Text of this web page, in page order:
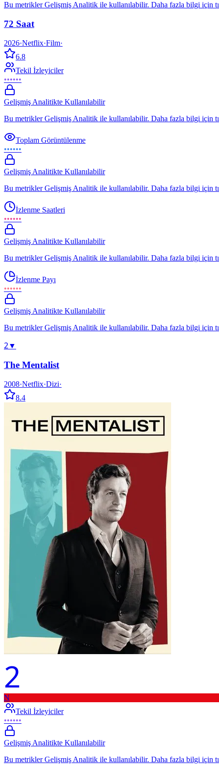
Bu metrikler Gelişmiş Analitik ile kullanılabilir. Daha fazla bilgi için
72 Saat
2026·Netflix·Film·
6.8
Tekil İzleyiciler
••••••
Gelişmiş Analitikte Kullanılabilir
Bu metrikler Gelişmiş Analitik ile kullanılabilir. Daha fazla bilgi için
Toplam Görüntülenme
••••••
Gelişmiş Analitikte Kullanılabilir
Bu metrikler Gelişmiş Analitik ile kullanılabilir. Daha fazla bilgi için
İzlenme Saatleri
••••••
Gelişmiş Analitikte Kullanılabilir
Bu metrikler Gelişmiş Analitik ile kullanılabilir. Daha fazla bilgi için
İzlenme Payı
••••••
Gelişmiş Analitikte Kullanılabilir
Bu metrikler Gelişmiş Analitik ile kullanılabilir. Daha fazla bilgi için
2▼
The Mentalist
2008·Netflix·Dizi·
8.4
2
N
Tekil İzleyiciler
••••••
Gelişmiş Analitikte Kullanılabilir
Bu metrikler Gelişmiş Analitik ile kullanılabilir. Daha fazla bilgi için